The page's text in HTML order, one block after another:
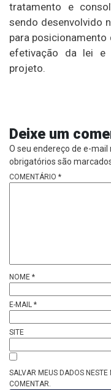
tratamento e
sendo desenvolvido
para posicionamento
efetivação da lei e
projeto.
Deixe um
O seu endereço de e-mail
obrigatórios são
COMENTÁRIO *
NOME *
E-MAIL *
SITE
SALVAR MEUS DADOS
COMENTAR.